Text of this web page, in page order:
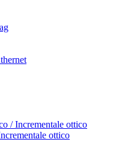
/ Incrementale ottico
ottico